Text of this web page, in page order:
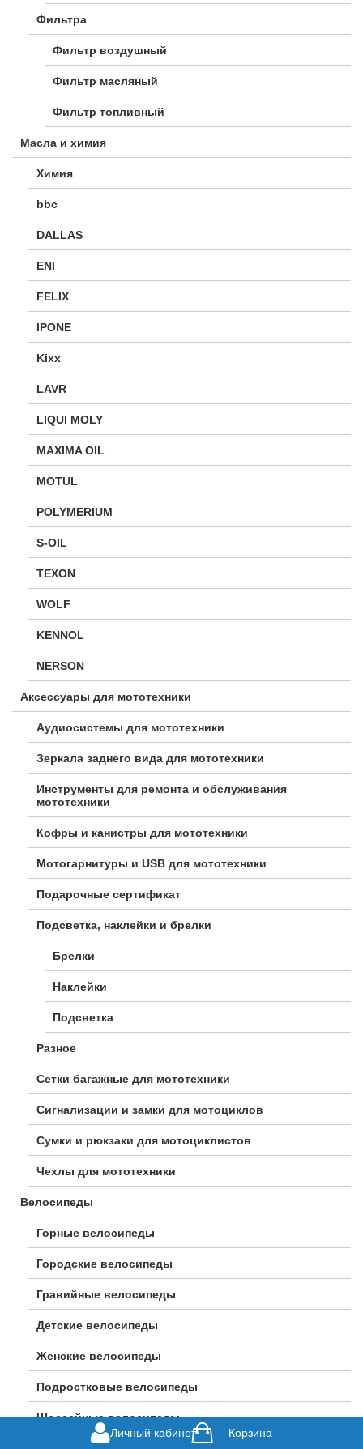
Фильтра
Фильтр воздушный
Фильтр масляный
Фильтр топливный
Масла и химия
Химия
bbc
DALLAS
ENI
FELIX
IPONE
Kixx
LAVR
LIQUI MOLY
MAXIMA OIL
MOTUL
POLYMERIUM
S-OIL
TEXON
WOLF
KENNOL
NERSON
Аксессуары для мототехники
Аудиосистемы для мототехники
Зеркала заднего вида для мототехники
Инструменты для ремонта и обслуживания
мототехники
Кофры и канистры для мототехники
Мотогарнитуры и USB для мототехники
Подарочные сертификат
Подсветка, наклейки и брелки
Брелки
Наклейки
Подсветка
Разное
Сетки багажные для мототехники
Сигнализации и замки для мотоциклов
Сумки и рюкзаки для мотоциклистов
Чехлы для мототехники
Велосипеды
Горные велосипеды
Городские велосипеды
Гравийные велосипеды
Детские велосипеды
Женские велосипеды
Подростковые велосипеды
Шоссейные велосипеды
Личный кабинет
Корзина